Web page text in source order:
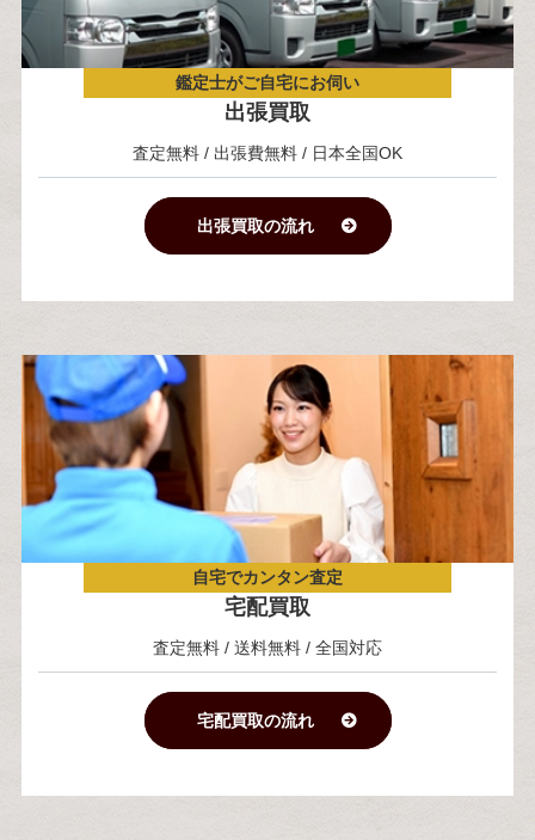
鑑定士がご自宅にお伺い
出張買取
査定無料 / 出張費無料 / 日本全国OK
出張買取の流れ
自宅でカンタン査定
宅配買取
査定無料 / 送料無料 / 全国対応
宅配買取の流れ